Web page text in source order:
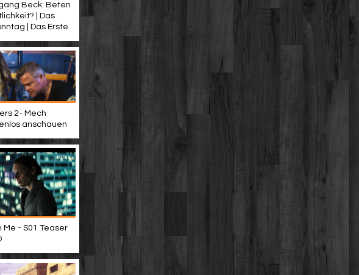
Beck: Beten
| Das
| Das Erste
2- Mech
anschauen
Me - S01 Teaser